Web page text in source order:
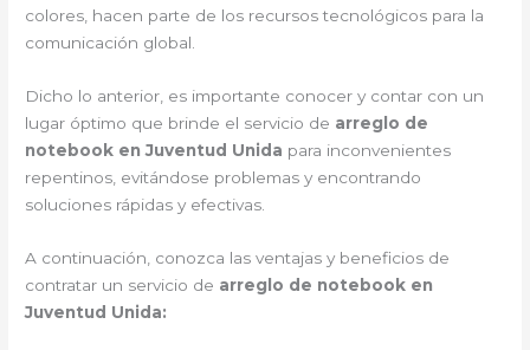
colores, hacen parte de los recursos tecnológicos para la
comunicación global.
Dicho lo anterior, es importante conocer y contar con un
lugar óptimo que brinde el servicio de arreglo de
notebook en Juventud Unida para inconvenientes
repentinos, evitándose problemas y encontrando
soluciones rápidas y efectivas.
A continuación, conozca las ventajas y beneficios de
contratar un servicio de arreglo de notebook en
Juventud Unida: